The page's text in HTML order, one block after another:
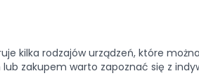
kilka rodzajów urządzeń, które
lub zakupem warto zapoznać się z